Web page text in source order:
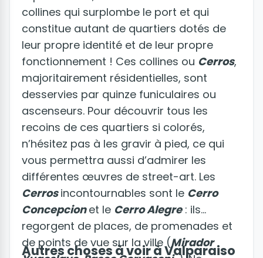
collines qui surplombe le port et qui
constitue autant de quartiers dotés de
leur propre identité et de leur propre
fonctionnement ! Ces collines ou Cerros,
majoritairement résidentielles, sont
desservies par quinze funiculaires ou
ascenseurs. Pour découvrir tous les
recoins de ces quartiers si colorés,
n’hésitez pas à les gravir à pied, ce qui
vous permettra aussi d’admirer les
différentes œuvres de street-art. Les
Cerrosincontournables sont le Cerro
Concepcionet le Cerro Alegre: ils
regorgent de places, de promenades et
de points de vue sur la ville (Mirador
Autres choses à voir à Valparaiso